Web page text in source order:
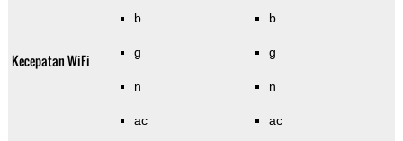
Kecepatan WiFi
b
g
n
ac
b
g
n
ac